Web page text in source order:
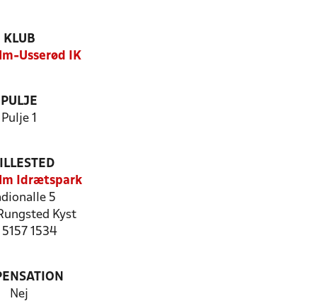
KLUB
Usserød IK
PULJE
Pulje 1
Idrætspark
5
Kyst
5157 1534
Nej